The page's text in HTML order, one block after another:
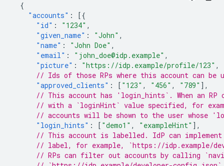
{
"accounts" :
[{
"id" : "1234" ,
"given_name" : "John" ,
"name" : "John Doe" ,
"email" : "john_doe@idp.example" ,
"picture" : "https://idp.example/profile/123" ,
// Ids of those RPs where this account can be
"approved_clients" : [ "123" , "456" , "789" ],
// This account has 'login_hints`. When an
// with a `loginHint` value specified, for
// accounts will be shown to the user whose
"login_hints" : [ "demo1" , "exampleHint" ],
// This account is labelled. IdP can
// label, for example, `https://idp.example/
// RPs can filter out accounts by calling